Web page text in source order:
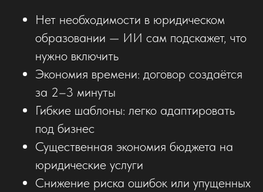
Нет необходимости в юридическом
образовании — ИИ сам подскажет, что
нужно включить
Экономия времени: договор создаётся
за 2–3 минуты
Гибкие шаблоны: легко адаптировать
под бизнес
Существенная экономия бюджета на
юридические услуги
Снижение риска ошибок или упущенных